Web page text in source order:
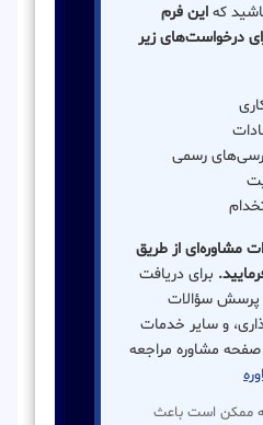
که این فرم
درخواست‌های زیر
رسمی
مشاوره‌ای از طریق
برای دریافت
سؤالات
و سایر خدمات
صفحه مشاوره مراجعه
ممکن است باعث